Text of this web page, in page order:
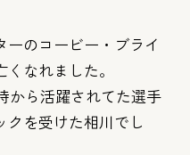
ーのコービー・ブライ
なれました。
から活躍されてた選手
クを受けた相川でし